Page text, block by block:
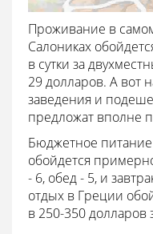
Проживание в
Салониках
в сутки за
29 долларов. А вот
заведения и
предложат вполне
Бюджетное
обойдется
- 6, обед - 5, и
отдых в Греции
в 250-350 долларов